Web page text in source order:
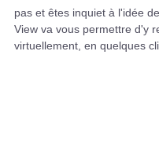
pas et êtes inquiet à l'idée
View va vous permettre d'y
virtuellement, en quelques